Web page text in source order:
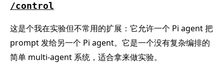
/control
这是个我在实验但不常用的扩展：它允许一个 Pi agent 把
prompt 发给另一个 Pi agent。它是一个没有复杂编排的
简单 multi-agent 系统，适合拿来做实验。